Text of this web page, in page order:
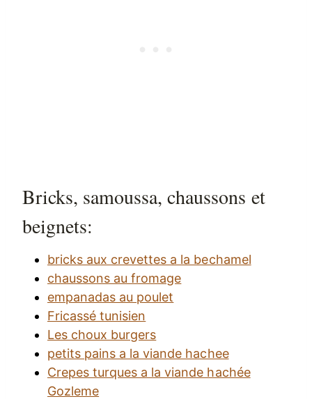
Bricks, samoussa, chaussons et
beignets:
bricks aux crevettes a la bechamel
chaussons au fromage
empanadas au poulet
Fricassé tunisien
Les choux burgers
petits pains a la viande hachee
Crepes turques a la viande hachée
Gozleme